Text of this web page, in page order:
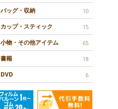
バッグ・収納 10
カップ・スティック 15
小物・その他アイテム 65
書籍 18
DVD 6